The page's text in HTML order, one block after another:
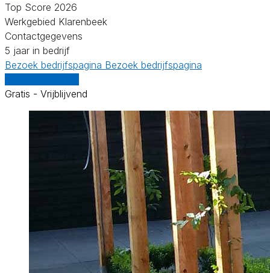
Top Score 2026
Werkgebied Klarenbeek
Contactgegevens
5 jaar in bedrijf
Bezoek bedrijfspagina Bezoek bedrijfspagina
Gratis - Vrijblijvend